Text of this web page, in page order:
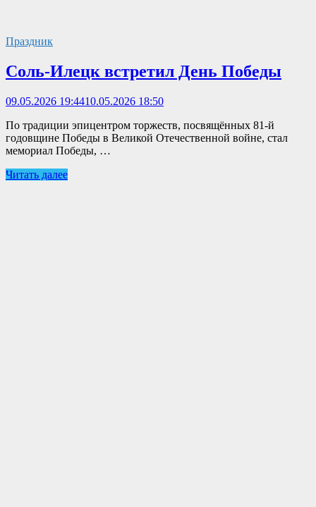
Праздник
Соль-Илецк встретил День Победы
09.05.2026 19:4410.05.2026 18:50
По традиции эпицентром торжеств, посвящённых 81-й
годовщине Победы в Великой Отечественной войне, стал
мемориал Победы, …
Читать далее